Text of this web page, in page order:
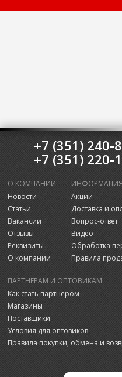
+7 (351) 240-
+7 (351) 220-
О КОМПАНИИ
Новости
Статьи
Вакансии
Отзывы
Реквизиты
О компании
ИНФОРМАЦИЯ
Акции
Доставка и
Вопрос-ответ
Видео
Обработка
Правила
ПАРТНЕРАМ И ОПТОВИКАМ
Как стать партнером
Магазины
Поставщики
Условия для оптовиков
Правила покупки, обмена и